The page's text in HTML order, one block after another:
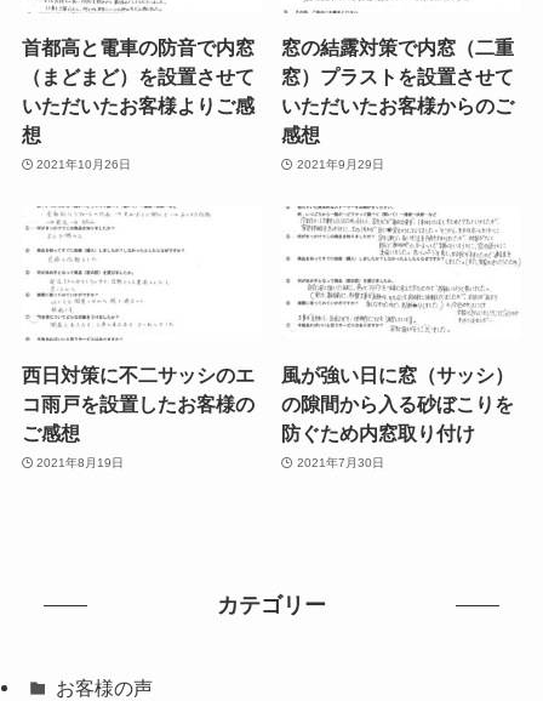
首都高と電車の防音で内窓
（まどまど）を設置させて
いただいたお客様よりご感
想
2021年10月26日
窓の結露対策で内窓（二重
窓）プラストを設置させて
いただいたお客様からのご
感想
2021年9月29日
西日対策に不二サッシのエ
コ雨戸を設置したお客様の
ご感想
2021年8月19日
風が強い日に窓（サッシ）
の隙間から入る砂ぼこりを
防ぐため内窓取り付け
2021年7月30日
カテゴリー
お客様の声